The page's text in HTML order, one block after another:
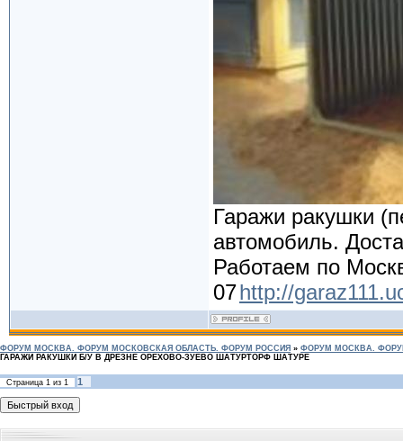
Гаражи ракушки
автомобиль.
Работаем по
07http://
ФОРУМ МОСКВА. ФОРУМ МОСКОВСКАЯ ОБЛАСТЬ. ФОРУМ РОССИЯ » ФОРУМ МОСКВА.
ГАРАЖИ РАКУШКИ Б/У В ДРЕЗНЕ ОРЕХОВО-ЗУЕВО ШАТУРТОРФ ШАТУРЕ
Страница 1 из 1 1